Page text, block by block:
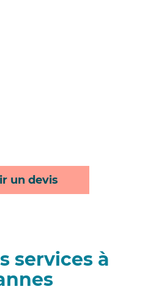
un devis
services à